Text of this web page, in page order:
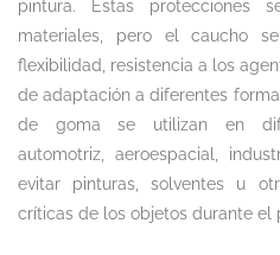
pintura. Estas protecciones
materiales, pero el caucho
flexibilidad, resistencia a los
de adaptación a diferentes
de goma se utilizan en
automotriz, aeroespacial,
evitar pinturas, solventes u
críticas de los objetos durante el